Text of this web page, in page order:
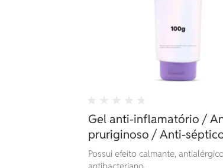
Gel anti-inflamatório /
pruriginoso / Anti-
histamínico | 100g
Possui efeito calmante,
antibacteriano.